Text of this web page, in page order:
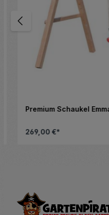
Premium Schaukel
269,00 €*